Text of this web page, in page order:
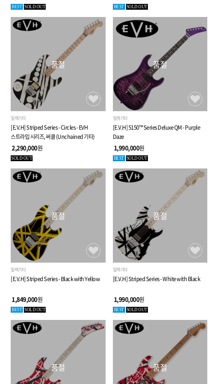
BEST SOLD OUT BEST SOLD OUT
품절
일렉기타
[E.V.H] Striped Series - Circles - EVH
스트라입 시리즈, 써클 (Unchained 기타)
2,290,000원
SOLD OUT
품절
일렉기타
[E.V.H] 5150™ Series Deluxe QM - Purple
Daze
1,990,000원
BEST SOLD OUT
품절
일렉기타
[E.V.H] Striped Series - Black with Yellow
1,849,000원
BEST SOLD OUT
품절
일렉기타
[E.V.H] Striped Series - White with Black
1,990,000원
BEST SOLD OUT
품절 품절